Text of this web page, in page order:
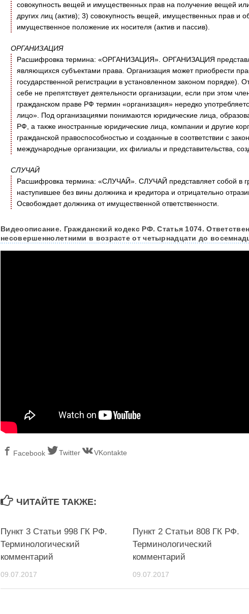
совокупность вещей и имущественных прав на получение вещей
других лиц (актив); 3) совокупность вещей, имущественных прав и
имущественное положение их носителя (актив и пассив).
ОРГАНИЗАЦИЯ
Расшифровка термина: «ОРГАНИЗАЦИЯ». ОРГАНИЗАЦИЯ
являющихся субъектами права. Организация может приобрести
государственной регистрации в установленном законом порядке).
себе не препятствует деятельности организации, если при этом
гражданском праве РФ термин «организация» нередко
лицо». Под организациями понимаются юридические лица,
РФ, а также иностранные юридические лица, компании и другие
гражданской правоспособностью и созданные в соответствии с
международные организации, их филиалы и представительства,
СЛУЧАЙ
Расшифровка термина: «СЛУЧАЙ». СЛУЧАЙ представляет собой в
наступившее без вины должника и кредитора и отрицательно
Освобождает должника от имущественной ответственности.
Видеоописание. Гражданский кодекс РФ. Статья 1074.
несовершеннолетними в возрасте от четырнадцати до
Facebook Twitter VKontakte
ЧИТАЙТЕ ТАКЖЕ:
Пункт 3 Статьи 998 ГК РФ.
Терминологический
комментарий
09.07.2017
Пункт 2 Статьи 808 ГК РФ.
Терминологический
комментарий
09.07.2017